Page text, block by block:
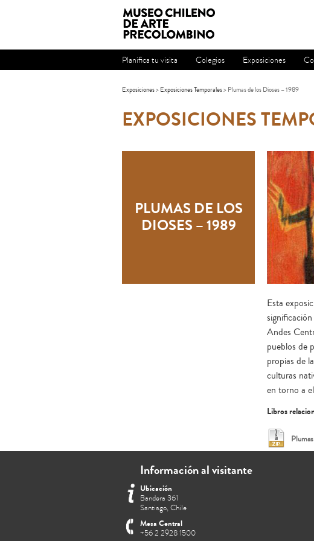
Planifica tu visita Colegios Exposiciones
Exposiciones> Exposiciones Temporales> Plumas de los Dioses – 1989
EXPOSICIONES
PLUMAS DE LOS
DIOSES – 1989
Esta
Andes
pueblos de
propias de
culturas
en torno a
Libros
Información al visitante
Ubicación
Bandera 361
Santiago, Chile
Mesa Central
+56 2 2928 1500